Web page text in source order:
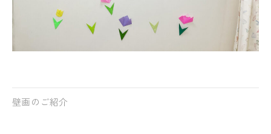
壁画のご紹介